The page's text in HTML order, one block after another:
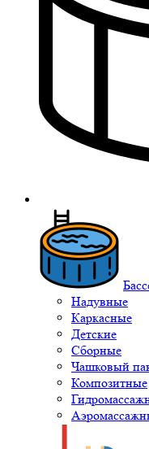
Надувные
Каркасные
Детские
Сборные
Чашковый
Композитные